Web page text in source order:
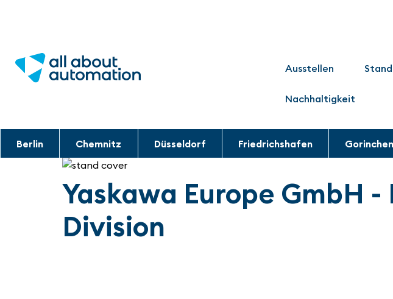
Ausstellen
Nachhaltigkeit
Berlin Chemnitz Düsseldorf Friedrichshafen
Yaskawa Europe GmbH
Division